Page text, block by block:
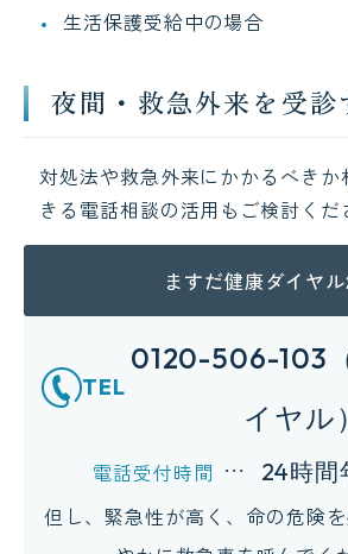
生活保護受給中の場合
夜間・救急外来を受診
対処法や救急外来にかかるべき
きる電話相談の活用もご検討くだ
ますだ健康ダイヤ
TEL
0120-506-103
イヤル）
電話受付時間 24時間
但し、緊急性が高く、命の危険